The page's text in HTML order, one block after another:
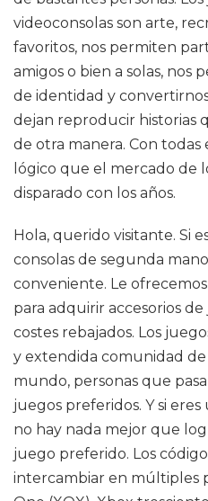
videoconsolas son arte,
favoritos, nos permiten
amigos o bien a solas, nos
de identidad y
dejan reproducir historias
de otra manera. Con todas
lógico que el mercado de
disparado con los años.
Hola, querido visitante. Si
consolas de segunda
conveniente. Le
para adquirir accesorios de
costes rebajados. Los
y extendida comunidad de
mundo, personas que
juegos preferidos. Y si
no hay nada mejor que
juego preferido. Los
intercambiar en múltiples